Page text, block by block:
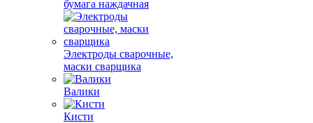
бумага наждачная
Электроды сварочные,
маски сварщика
Валики
Кисти